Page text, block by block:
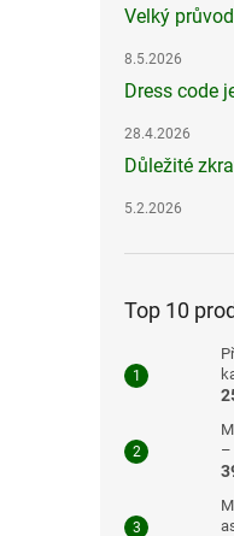
Velký
8.5.2026
Dress code
28.4.2026
Důležité
5.2.2026
Top 10
–